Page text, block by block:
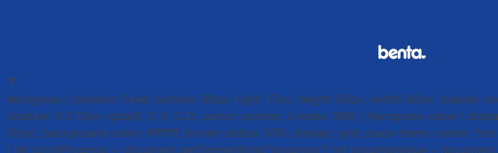
⤒
#progress { position: fixed; bottom: 90px; right: 17px; height: 60px; width: 60px; display:
shadow: 0 0 10px rgba(0, 0, 0, 0.2); cursor: pointer; z-index: 999; } #progress-value {
15px); background-color: #ffffff; border-radius: 50%; display: grid; place-items: center;
{ let scrollProgress = document.getElementById("progress"); let progressValue =